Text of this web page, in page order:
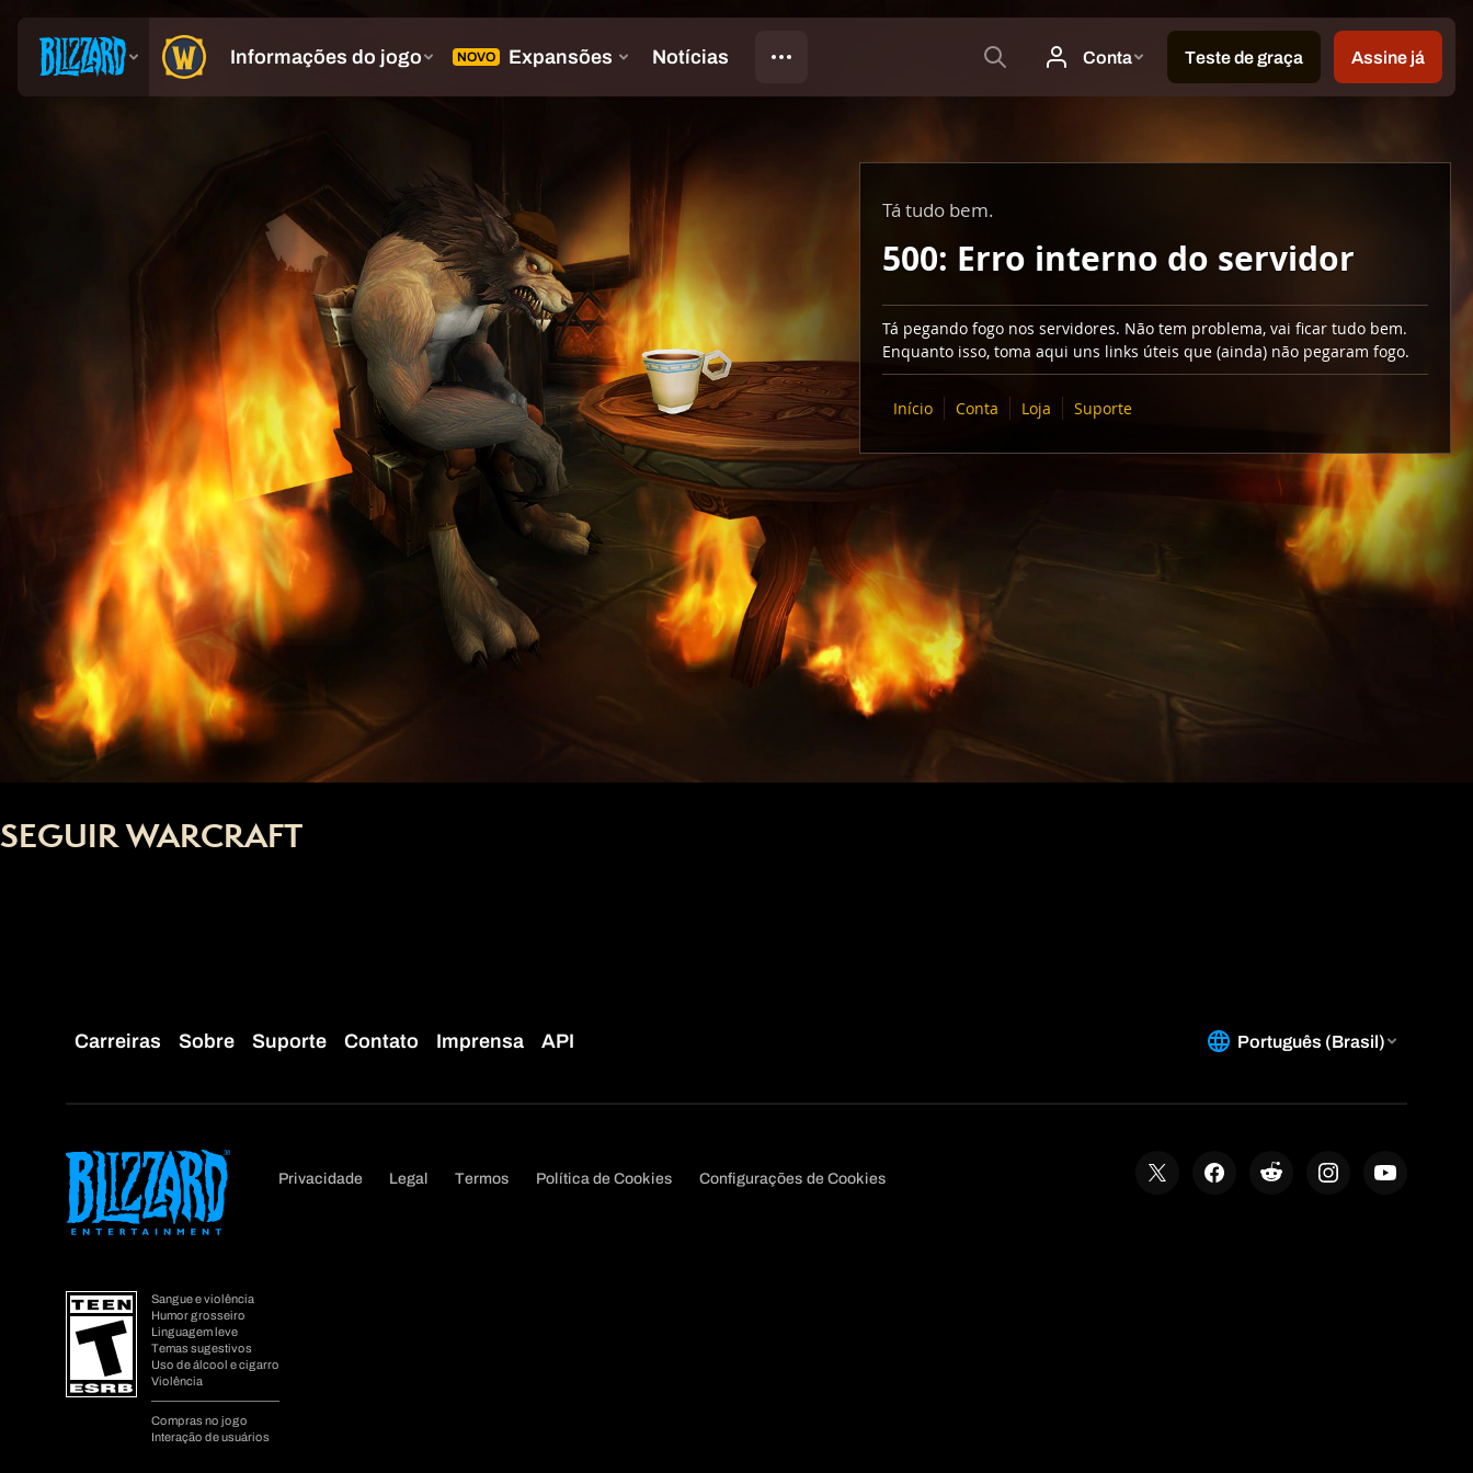
Tá tudo bem.
500: Erro interno do servidor
Tá pegando fogo nos servidores. Não tem problema, vai ficar tudo bem.
Enquanto isso, toma aqui uns links úteis que (ainda) não pegaram fogo.
Início Conta Loja Suporte
SEGUIR WARCRAFT